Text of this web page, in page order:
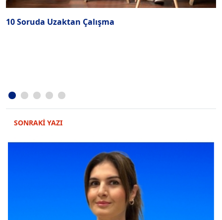
10 Soruda Uzaktan Çalışma
SONRAKİ YAZI